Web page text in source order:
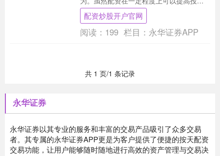
收益，但其合法性与风险隐患也备受关
注。 配资平台是配....
配资炒股开户官网
阅读： 199 栏目： 永华证券APP
共 1 页/1 条记录
永华证券
永华证券以其专业的服务和丰富的交易产品吸引了众多交易
者。其专属的永华证券APP更是为客户提供了便捷的按天配资
交易功能，让用户能够随时随地进行高效的资产管理与交易决